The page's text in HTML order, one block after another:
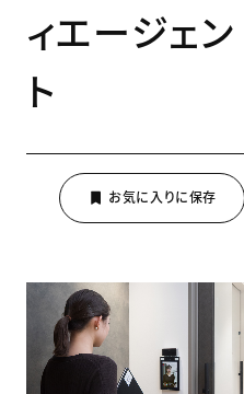
ィエージェン
ト